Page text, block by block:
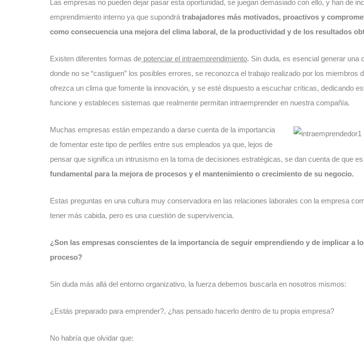
Las empresas no pueden dejar pasar esta oportunidad, se juegan demasiado con ello, y han de
emprendimiento interno ya que supondrá trabajadores más motivados, proactivos y
como consecuencia una mejora del clima laboral, de la productividad y de los resultados
Existen diferentes formas de potenciar el intraemprendimiento. Sin duda, es esencial generar una
donde no se “castiguen” los posibles errores, se reconozca el trabajo realizado por los miembros
ofrezca un clima que fomente la innovación, y se esté dispuesto a escuchar críticas, dedicando
funcione y estableces sistemas que realmente permitan intraemprender en nuestra compañía.
Muchas empresas están empezando a darse cuenta de la importancia
de fomentar este tipo de perfiles entre sus empleados ya que, lejos de
pensar que significa un intrusismo en la toma de decisiones estratégicas, se dan cuenta de que
fundamental para la mejora de procesos y el mantenimiento o crecimiento de su negocio.
Estas preguntas en una cultura muy conservadora en las relaciones laborales con la empresa
tener más cabida, pero es una cuestión de supervivencia.
¿Son las empresas conscientes de la importancia de seguir emprendiendo y de implicar a
proceso?
Sin duda más allá del entorno organizativo, la fuerza debemos buscarla en nosotros mismos:
¿Estás preparado para emprender?, ¿has pensado hacerlo dentro de tu propia empresa?
No habría que olvidar que: